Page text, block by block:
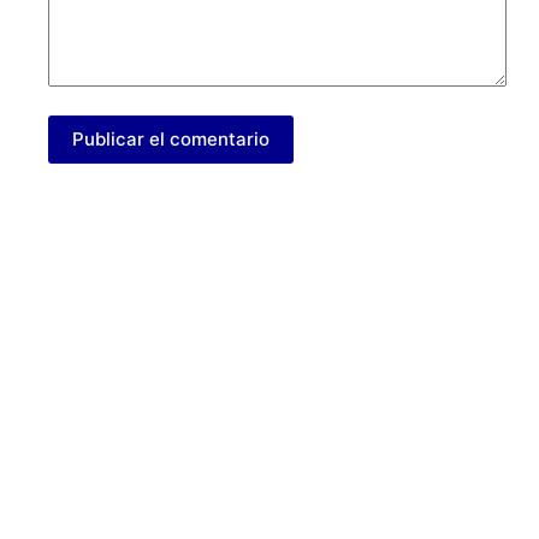
Publicar el comentario